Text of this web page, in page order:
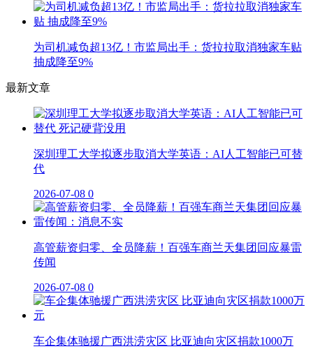
为司机减负超13亿！市监局出手：货拉拉取消独家车贴
抽成降至9%
最新文章
深圳理工大学拟逐步取消大学英语：AI人工智能已可替
代
2026-07-08 0
高管薪资归零、全员降薪！百强车商兰天集团回应暴雷
传闻
2026-07-08 0
车企集体驰援广西洪涝灾区 比亚迪向灾区捐款1000万